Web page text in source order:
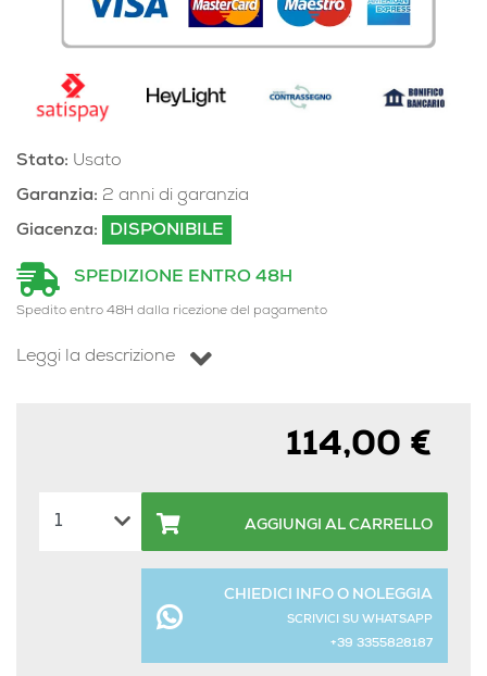
Stato: Usato
Garanzia: 2 anni di garanzia
Giacenza:
DISPONIBILE
SPEDIZIONE ENTRO 48H
Spedito entro 48H dalla ricezione del pagamento
Leggi la descrizione
114,00 €
AGGIUNGI AL CARRELLO
CHIEDICI INFO O NOLEGGIA
SCRIVICI SU WHATSAPP
+39 3355828187